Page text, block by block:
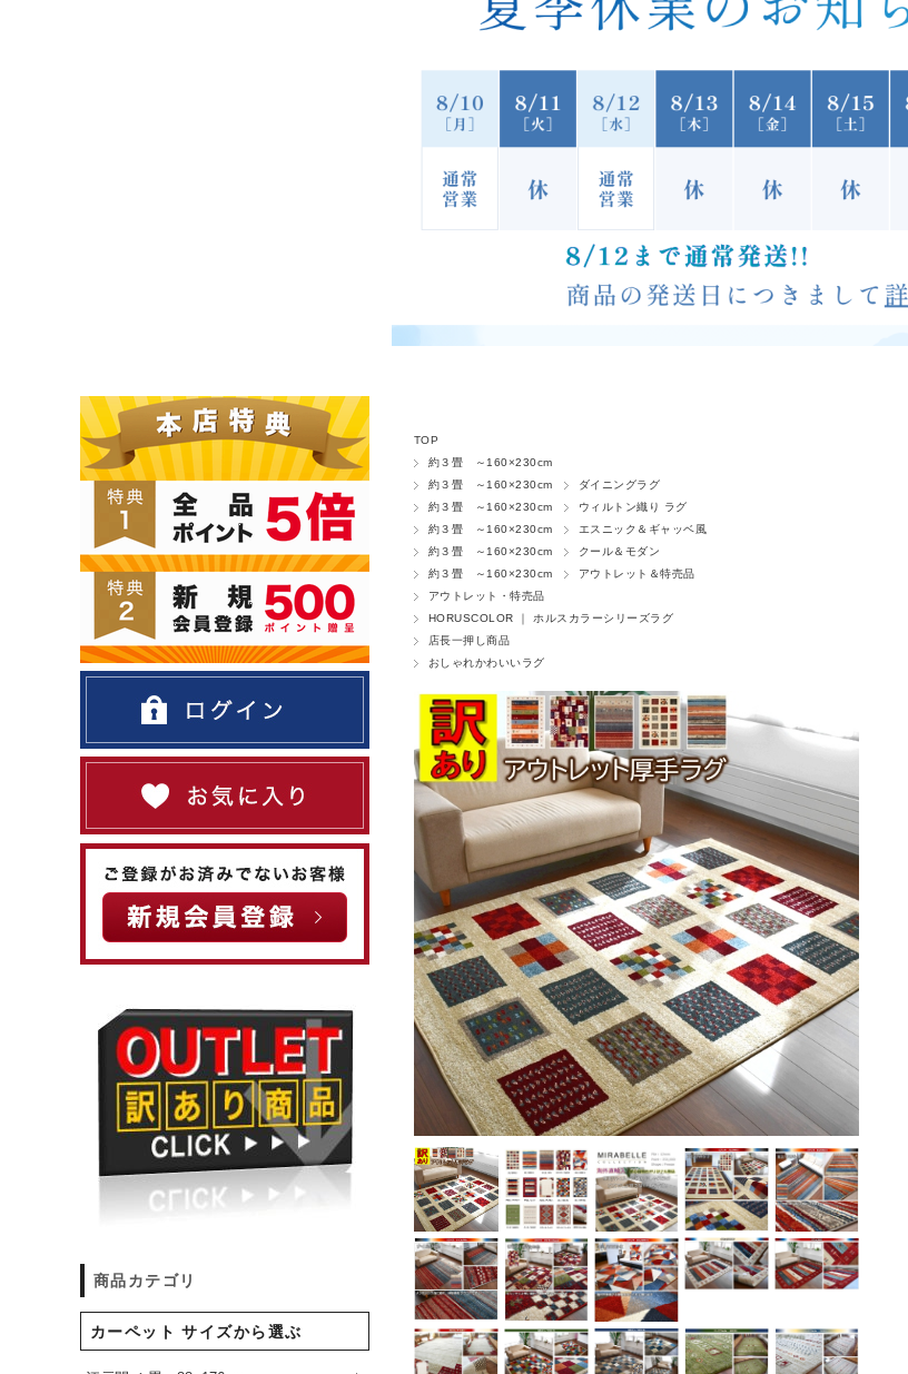
TOP
約３畳 ～160×230cm
約３畳 ～160×230cm
ダイニングラグ
約３畳 ～160×230cm
ウィルトン織り ラグ
約３畳 ～160×230cm
エスニック＆ギャッベ風
約３畳 ～160×230cm
クール＆モダン
約３畳 ～160×230cm
アウトレット＆特売品
アウトレット・特売品
HORUSCOLOR ｜ ホルスカラーシリーズラグ
店長一押し商品
おしゃれかわいいラグ
商品カテゴリ
カーペット サイズから選ぶ